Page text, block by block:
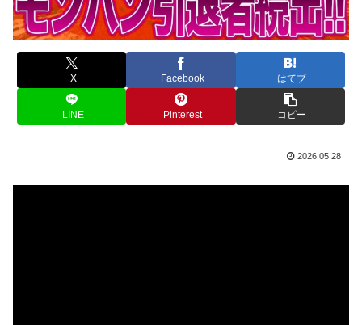
X Facebook はてブ
LINE Pinterest コピー
2026.05.28